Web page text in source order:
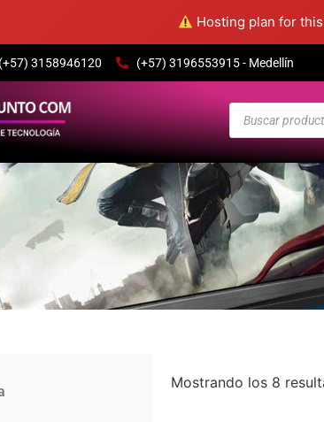
Hosting plan for
(+57) 3158946120 (+57) 3196553915 - Medellín
Mostrando los 8